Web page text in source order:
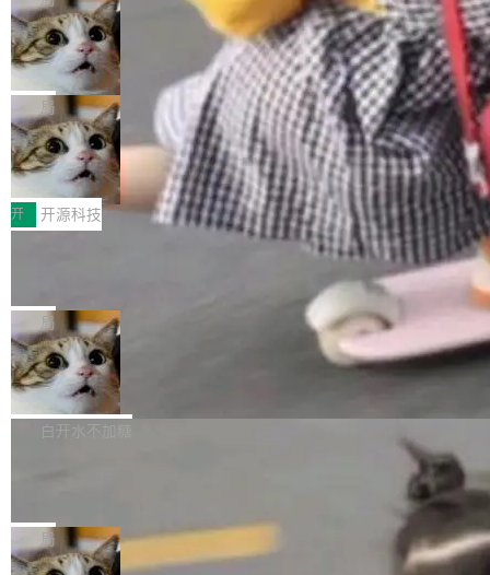
现实 过去两年，CIO们的焦虑清单上多了两项：
一是如何让大模型和智能体应用安全地从PoC走
向生产，二是如何让测试团队跟得上AI应用...
设置，如果用布尔值 + 可空字段来表示——bool
ean 表示是否可切换，nullable 的默认模式、浅
色方案、深色方案——会产生大量无意义的组
合。方案缺了、配置冲突了、全 null 了。要知道
哪些组合有效，作者说，你得靠"文档、校验、或
者部落知识"。 换个写法。Rust 的 enum，两个
变体：Switchable...
个"AI 知识库 + 聊天机器人"——每个大厂都在
做，没什么新鲜的。 但 Kenton Varda 在 Twitte
r 上把事情说清楚了： 今天我们发布了 Cloudfla
re OS，一个带连接器的聊天机器人，跟其他所
有科技公司做的一样。只不过，实际上它不一
样。这是 Sandstorm.io 的重制版，我十年前的
那个创业公司。不同的是，这次它构建在 Cloudf
lare Workers 上——我花了九年时间搭建的平台
——并且深度集成了 AI。这基本上是我十年秘密
Deno 团队开源 Celld，可自托管的分
布式 Durable Objects
Ryan Dahl 领导的 Deno 团队推出了最新开源项
目 Celld，一个能在自己机器上运行 Cloudflare
Workers 和 Durable Objects 的守护进程。 设
计思路很直接：每个对象是一个独立的 SQLite
数据库，按名称寻址，复制到你自己的 S3 兼容
存储库里。节点之间只通过这个存储库协调——
没有控制平面，没有共识协议。每个对象自带一
个小型数据库，应用天然按分片构建，单个数据
库的竞争和爆炸半径问题在设计层面就被消除
了。 闲置的 cell 会休眠到几乎不占资源。当 cel
l 迁移或唤醒时，新宿主从 S3 恢复 SQLite 数据
库继续执行。存储库是持久化的唯一真相...
局
鲁大师7月新机性能/流畅/AI榜：vivo夺
性能、流畅双第一，三星Galaxy Z系列
新折叠缺席
2026年7月的手机市场，由于存储等硬件成本暴
增，手机厂商的日子也不好过啊，新机速度明显
放缓，因此硝烟味淡了许多。新机参数规格除开
高价的三星折叠（三星Galaxy Z Fold8 Ultra / Z
Fold8 / Z Flip8）外，其余要么是中低端机器，
例如iQOO Z11i、REDMI Note 17、REDMI No
te 17 Pro、OPPO K15，要么是vivo X300 E这
样的次旗舰。 Galaxy Z Fold8 Ultra / Z Fold8 /
Z Flip8三款折叠屏新机均在7月22日发布，且全
部搭载骁龙8 Elite Gen5 for Galaxy，它们本该
开 开源科技
Zed 编辑器团队发布了新项目——DeltaDB，一
个在 git commit 之间记录每一次编辑操作的版
本控制系统。目前处于 Early Access 阶段。 De
ltaDB 的核心思路直接写在 landing page 最显
眼的位置：「Software is made between com
mits」——软件是在 commit 之间写出来的。git
是把这段空隙补上。 回退到任何一次编辑：Delt
aDB 捕获 commit 之间的每一次操作，...
局
SpaceXAI 单季资本开支达 183 亿美元
根据风险投资人Tomer Tunguz 博客（VC 分
析）披露的最新分析与第二季度业绩报告，Spac
微软同期总资本开支的四成。 与亚马逊、Alpha
bet、微软以及 Meta 等传统科技巨头相比，Spa
白开水不加糖
一个在终端里运行的编程 agent；Muse Spark
1.2，驱动这个 agent 的新模型。一句话概括：
局